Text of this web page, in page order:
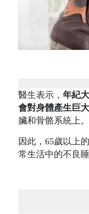
醫生表示， 年紀
會對身體產生巨
臟和骨骼系統上。
因此，65歲以上
常生活中的不良